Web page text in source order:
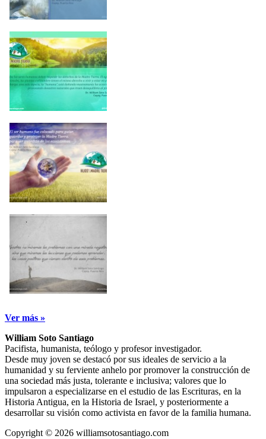
Ver más »
William Soto Santiago
Pacifista, humanista, teólogo y profesor investigador.
Desde muy joven se destacó por sus ideales de servicio a la
humanidad y su ferviente anhelo por promover la construcción de
una sociedad más justa, tolerante e inclusiva; valores que lo
impulsaron a especializarse en el estudio de las Escrituras, en la
Historia Antigua, en la Historia de Israel, y posteriormente a
desarrollar su visión como activista en favor de la familia humana.
Copyright © 2026 williamsotosantiago.com